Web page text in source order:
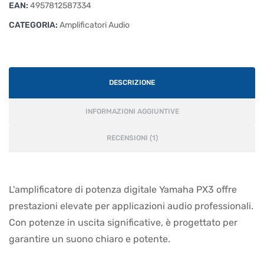
EAN: 4957812587334
CATEGORIA: Amplificatori Audio
DESCRIZIONE
INFORMAZIONI AGGIUNTIVE
RECENSIONI (1)
L'amplificatore di potenza digitale Yamaha PX3 offre
prestazioni elevate per applicazioni audio professionali.
Con potenze in uscita significative, è progettato per
garantire un suono chiaro e potente.